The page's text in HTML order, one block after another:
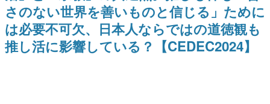
きます。
赫本
この物語を解いてはいけない。『赫本』は、〈試験問題〉
の形をした短編ホラー小説集です。
さのない世界を善いものと信じる」ために
は必要不可欠、日本人ならではの道徳観も
推し活に影響している？【CEDEC2024】